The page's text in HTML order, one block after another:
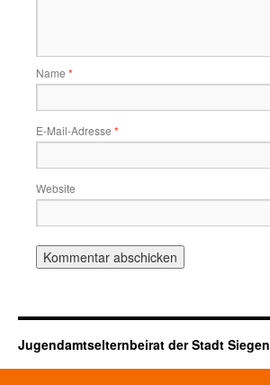
Name *
E-Mail-Adresse *
Website
Jugendamtselternbeirat der Stadt Siegen